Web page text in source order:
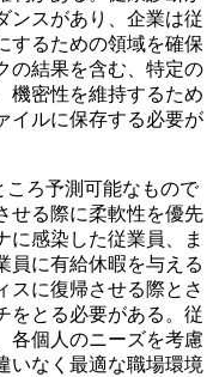
ンスがあり、企業は従
するための領域を確保
の結果を含む、特定の
機密性を維持するため
イルに保存する必要が
ころ予測可能なもので
せる際に柔軟性を優先
に感染した従業員、ま
員に有給休暇を与える
スに復帰させる際とさ
をとる必要がある。従
各個人のニーズを考慮
いなく最適な職場環境